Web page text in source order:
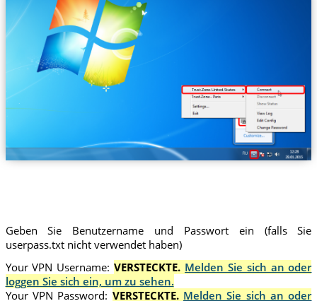
Trust.Zone-United-States
Geben Sie Benutzername und Passwort ein (falls Sie
userpass.txt nicht verwendet haben)
Your VPN Username:VERSTECKTE. Melden Sie sich an oder
loggen Sie sich ein, um zu sehen.
Your VPN Password: VERSTECKTE. Melden Sie sich an oder